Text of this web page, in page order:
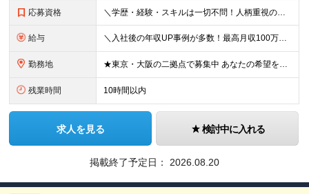
応募資格 ＼学歴・経験・スキルは一切不問！人柄重視の採用です／ ◆普通自動車運転免許をお持ちの方（AT限定可） ◆32歳以下の方（※若年層のキャリア形成のため） ★【32歳以下の方は全員面接】を確約します！
給与 ＼入社後の年収UP事例が多数！最高月収100万円超の先輩も／ 月給28万円〜32万円 ＋ インセンティブ ＋ 賞与（年2回） ＋ 各種手当 ※前職の給与や経験・スキル・ポテンシャルを最大限考慮の上、決
勤務地 ★東京・大阪の二拠点で募集中 あなたの希望を最大限考慮して決定します！ ■東京本社 東京都渋谷区千駄ヶ谷5-34-7 NX新宿ビル 8階 ■西日本営業所 大阪府大阪市中央区今橋1-1-3 IMAB
残業時間 10時間以内
求人を見る 検討中に入れる
掲載終了予定日： 2026.08.20